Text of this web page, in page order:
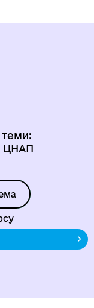
теми:
ЦНАП